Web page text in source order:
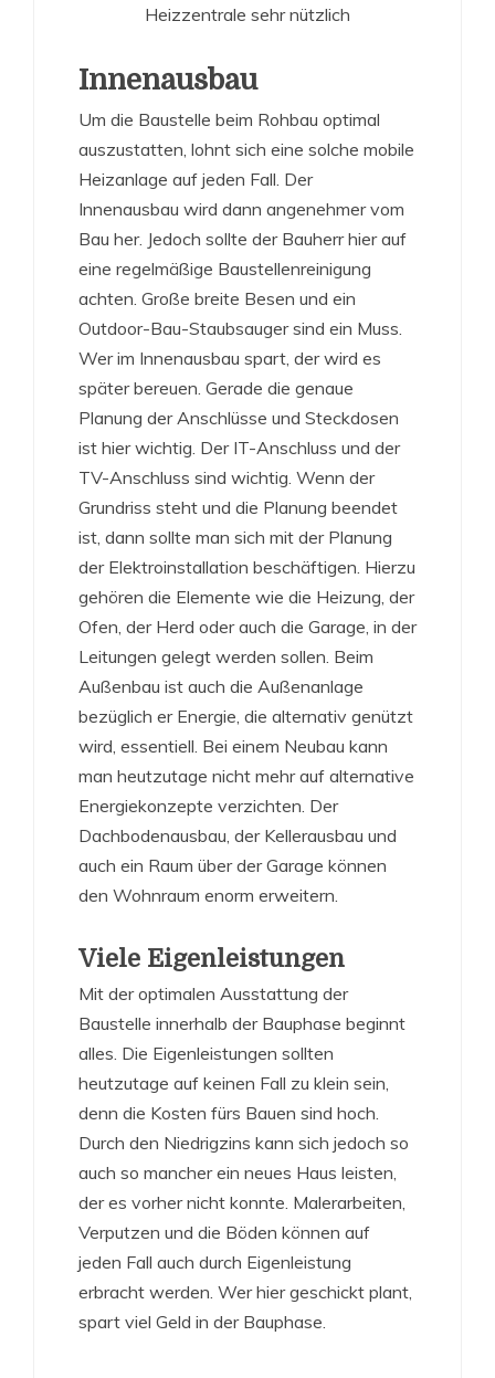
Heizzentrale sehr nützlich
Innenausbau
Um die Baustelle beim Rohbau optimal
auszustatten, lohnt sich eine solche mobile
Heizanlage auf jeden Fall. Der
Innenausbau wird dann angenehmer vom
Bau her. Jedoch sollte der Bauherr hier auf
eine regelmäßige Baustellenreinigung
achten. Große breite Besen und ein
Outdoor-Bau-Staubsauger sind ein Muss.
Wer im Innenausbau spart, der wird es
später bereuen. Gerade die genaue
Planung der Anschlüsse und Steckdosen
ist hier wichtig. Der IT-Anschluss und der
TV-Anschluss sind wichtig. Wenn der
Grundriss steht und die Planung beendet
ist, dann sollte man sich mit der Planung
der Elektroinstallation beschäftigen. Hierzu
gehören die Elemente wie die Heizung, der
Ofen, der Herd oder auch die Garage, in der
Leitungen gelegt werden sollen. Beim
Außenbau ist auch die Außenanlage
bezüglich er Energie, die alternativ genützt
wird, essentiell. Bei einem Neubau kann
man heutzutage nicht mehr auf alternative
Energiekonzepte verzichten. Der
Dachbodenausbau, der Kellerausbau und
auch ein Raum über der Garage können
den Wohnraum enorm erweitern.
Viele Eigenleistungen
Mit der optimalen Ausstattung der
Baustelle innerhalb der Bauphase beginnt
alles. Die Eigenleistungen sollten
heutzutage auf keinen Fall zu klein sein,
denn die Kosten fürs Bauen sind hoch.
Durch den Niedrigzins kann sich jedoch so
auch so mancher ein neues Haus leisten,
der es vorher nicht konnte. Malerarbeiten,
Verputzen und die Böden können auf
jeden Fall auch durch Eigenleistung
erbracht werden. Wer hier geschickt plant,
spart viel Geld in der Bauphase.